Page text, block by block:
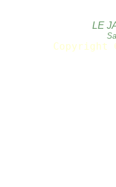
LE
Copyright